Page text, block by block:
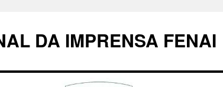
DA IMPRENSA FENAI